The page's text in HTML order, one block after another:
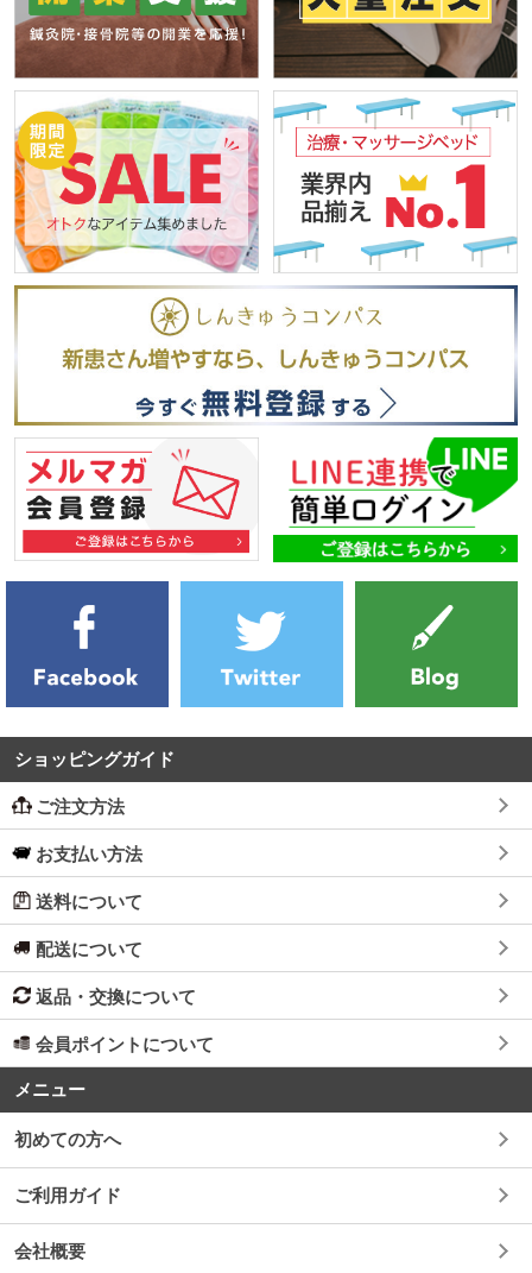
ショッピングガイド
ご注文方法
お支払い方法
送料について
配送について
返品・交換について
会員ポイントについて
メニュー
初めての方へ
ご利用ガイド
会社概要